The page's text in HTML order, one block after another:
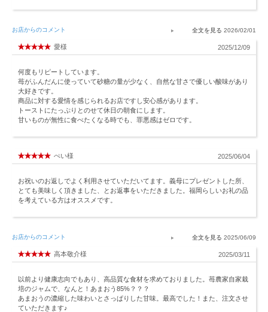
お店からのコメント 2026/02/01
愛様 2025/12/09
何度もリピートしています。
苺がふんだんに使っていて砂糖の量が少なく、自然な甘さで優しい酸味があり
大好きです。
商品に対する愛情を感じられるお店ですし安心感があります。
トーストにたっぷりとのせて休日の朝食にします。
甘いものが無性に食べたくなる時でも、罪悪感はゼロです。
ぺい様 2025/06/04
お祝いのお返しでよく利用させていただいてます。義母にプレゼントした所、
とても美味しく頂きました、とお返事をいただきました。福岡らしいお礼の品
を考えている方はオススメです。
お店からのコメント 2025/06/09
高本敬介様 2025/03/11
以前より健康志向でもあり、高品質な食材を求めておりました。苺農家自家栽
培のジャムで、なんと！あまおう85%？？？
あまおうの濃縮した味わいとさっぱりした甘味。最高でした！また、注文させ
ていただきます♪